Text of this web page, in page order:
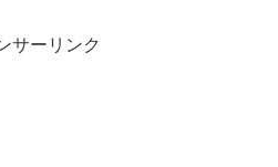
サーリンク